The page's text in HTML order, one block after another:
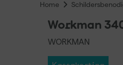
Home
Workman
WORKMAN